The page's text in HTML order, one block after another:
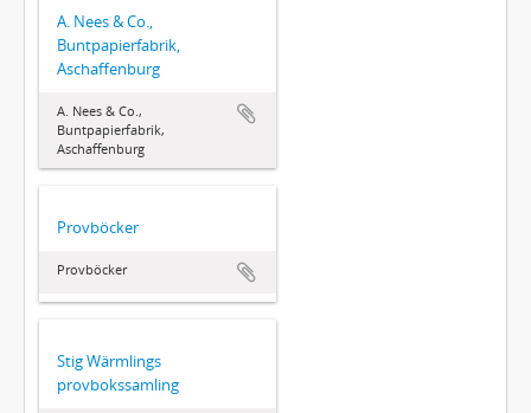
A. Nees & Co.,
Buntpapierfabrik,
Aschaffenburg
A. Nees & Co.,
Buntpapierfabrik,
Aschaffenburg
Provböcker
Provböcker
Stig Wärmlings
provbokssamling